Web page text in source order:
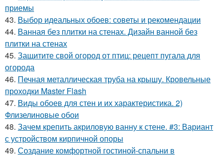
приемы
43. Выбор идеальных обоев: советы и рекомендации
44. Ванная без плитки на стенах. Дизайн ванной без
плитки на стенах
45. Защитите свой огород от птиц: рецепт пугала для
огорода
46. Печная металлическая труба на крышу. Кровельные
проходки Master Flash
47. Виды обоев для стен и их характеристика. 2)
Флизелиновые обои
48. Зачем крепить акриловую ванну к стене. #3: Вариант
с устройством кирпичной опоры
49. Создание комфортной гостиной-спальни в